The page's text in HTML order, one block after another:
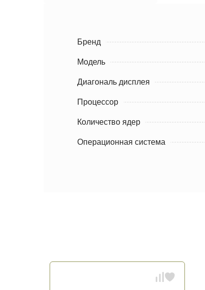
Бренд
Модель
Диагональ дисплея
Процессор
Количество ядер
Операционная система